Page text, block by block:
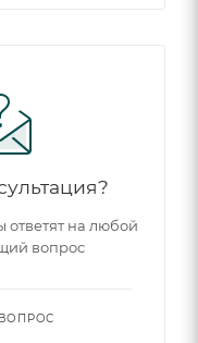
на любой
вопрос